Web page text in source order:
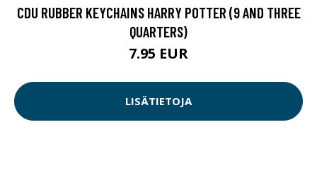
CDU RUBBER KEYCHAINS HARRY POTTER (9 AND THREE
QUARTERS)
7.95 EUR
LISÄTIETOJA